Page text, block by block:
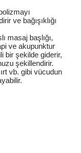
ve bağışıklığı
masaj başlığı,
ve akupunktur
bir şekilde giderir,
şekillendirir.
vb. gibi vücudun